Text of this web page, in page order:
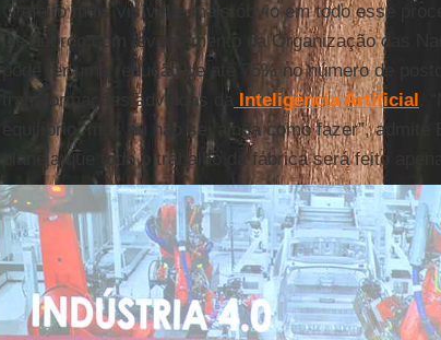
O efeito mais visível e mais óbvio em todo esse
De acordo com levantamento da Organização das
pode ter uma redução de até 75% no número de
transformações advindas da
Inteligência Artificial
.
equilíbrio, mas eu não sei ainda como fazer”, admite
planeja que todo o trabalho da fábrica será feito